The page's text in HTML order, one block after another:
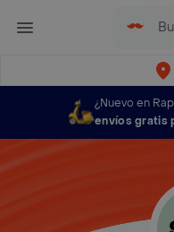
¿Nuevo en
envíos gratis